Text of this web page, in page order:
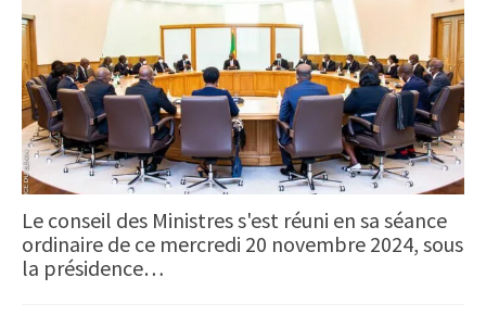
Le conseil des Ministres s'est réuni en sa séance
ordinaire de ce mercredi 20 novembre 2024, sous
la présidence…